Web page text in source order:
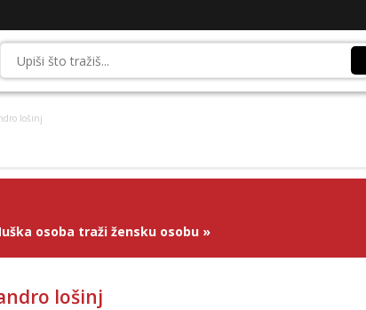
lošinj
osoba traži žensku osobu »
lošinj